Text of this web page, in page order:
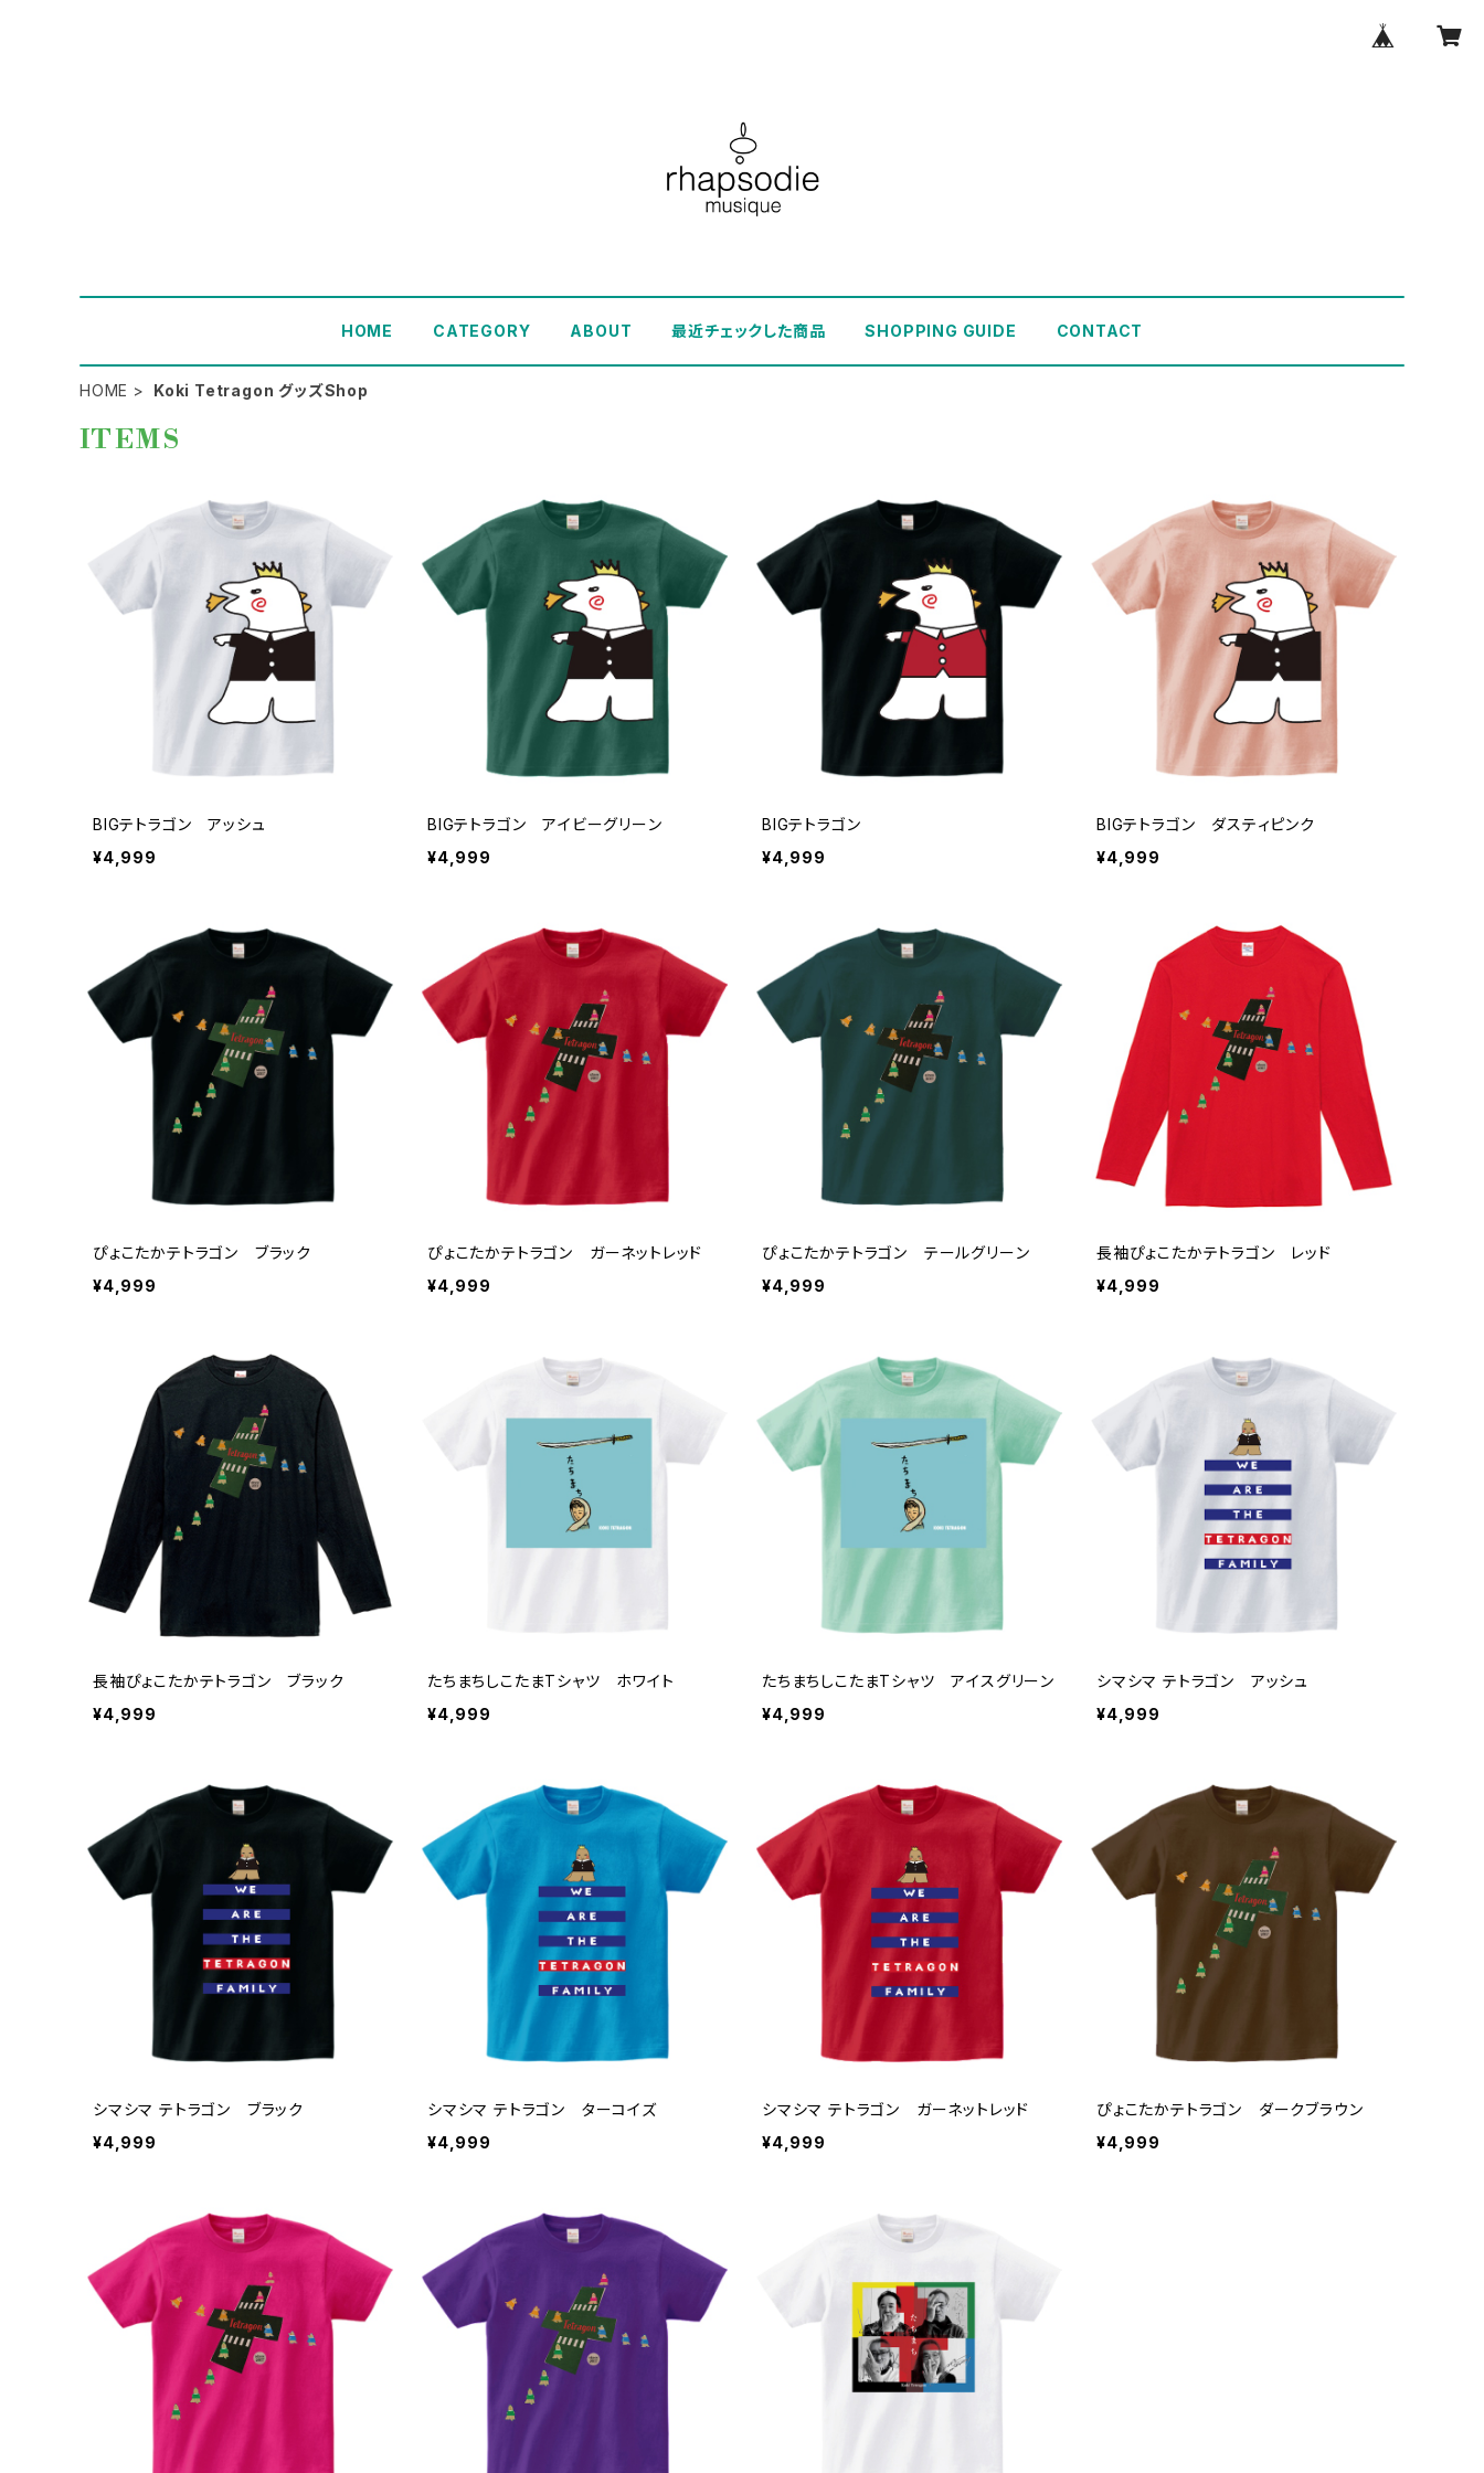
HOME CATEGORY ABOUT 最近チェックした商品 SHOPPING GUIDE CONTACT
HOME Koki Tetragon グッズShop
ITEMS
BIGテトラゴン アッシュ
¥4,999
BIGテトラゴン アイビーグリーン
¥4,999
BIGテトラゴン
¥4,999
BIGテトラゴン ダスティピンク
¥4,999
ぴょこたかテトラゴン ブラック
¥4,999
ぴょこたかテトラゴン ガーネットレッド
¥4,999
ぴょこたかテトラゴン テールグリーン
¥4,999
長袖ぴょこたかテトラゴン レッド
¥4,999
長袖ぴょこたかテトラゴン ブラック
¥4,999
たちまちしこたまTシャツ ホワイト
¥4,999
たちまちしこたまTシャツ アイスグリーン
¥4,999
シマシマ テトラゴン アッシュ
¥4,999
シマシマ テトラゴン ブラック
¥4,999
シマシマ テトラゴン ターコイズ
¥4,999
シマシマ テトラゴン ガーネットレッド
¥4,999
ぴょこたかテトラゴン ダークブラウン
¥4,999